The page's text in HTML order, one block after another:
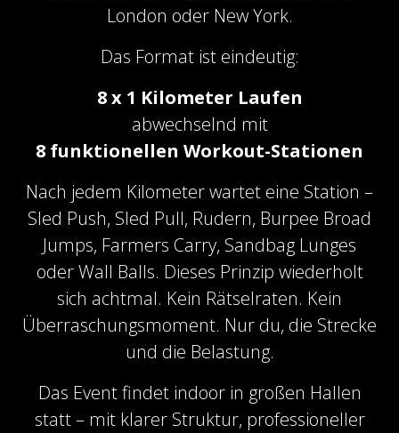
London oder New York.
Das Format ist eindeutig:
8 x 1 Kilometer Laufen
abwechselnd mit
8 funktionellen Workout-Stationen
Nach jedem Kilometer wartet eine Station –
Sled Push, Sled Pull, Rudern, Burpee Broad
Jumps, Farmers Carry, Sandbag Lunges
oder Wall Balls. Dieses Prinzip wiederholt
sich achtmal. Kein Rätselraten. Kein
Überraschungsmoment. Nur du, die Strecke
und die Belastung.
Das Event findet indoor in großen Hallen
statt – mit klarer Struktur, professioneller